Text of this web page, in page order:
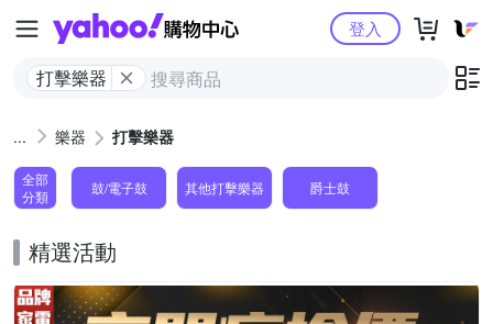
Yahoo購物中心
打擊樂器
登入
樂器 打擊樂器
全部
分類
鼓/電子鼓 其他打擊樂器 爵士鼓
精選活動